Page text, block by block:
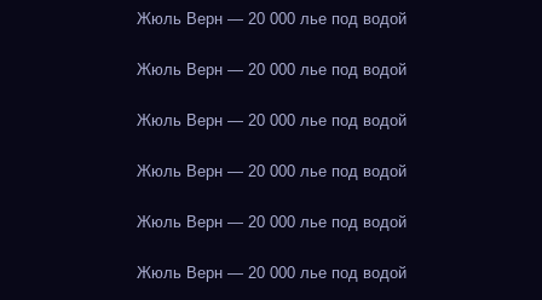
Жюль Верн — 20 000 лье под водой
Жюль Верн — 20 000 лье под водой
Жюль Верн — 20 000 лье под водой
Жюль Верн — 20 000 лье под водой
Жюль Верн — 20 000 лье под водой
Жюль Верн — 20 000 лье под водой